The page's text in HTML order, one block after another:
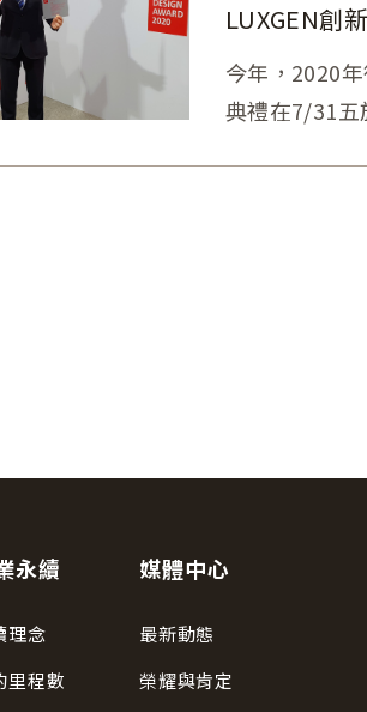
LUXGEN創
今年，2020
典禮在7/31五
永續
理念
里程數
媒體中心
最新動態
榮耀與肯定